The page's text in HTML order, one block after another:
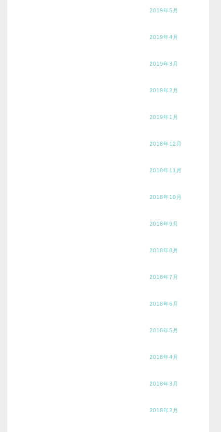
2019年5月
2019年4月
2019年3月
2019年2月
2019年1月
2018年12月
2018年11月
2018年10月
2018年9月
2018年8月
2018年7月
2018年6月
2018年5月
2018年4月
2018年3月
2018年2月